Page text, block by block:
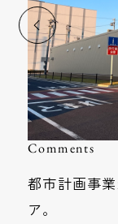
Comments
都市計画事
ア。